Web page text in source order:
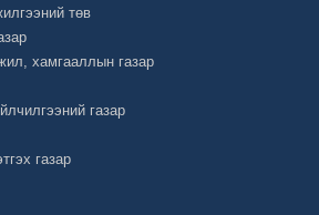
төв
хамгааллын газар
газар
газар